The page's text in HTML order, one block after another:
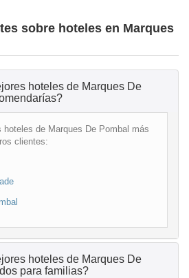
sobre hoteles en Marques
hoteles de Marques De
hoteles de Marques De Pombal más
clientes:
hoteles de Marques De
para familias?